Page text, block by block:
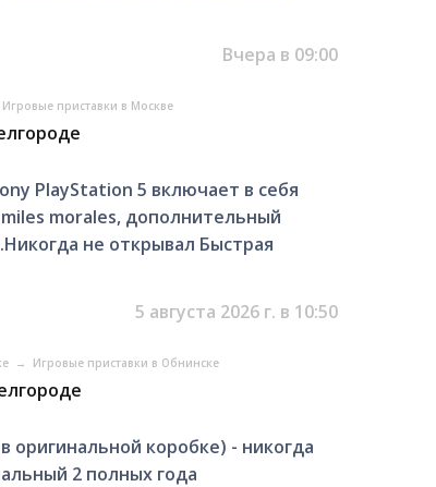
Вчера в 09:00
Игровые приставки в Москве
PlayStation 5 включает в себя
morales, дополнительный
не открывал Быстрая
5 августа 2026 г. в 10:50
→ Игровые приставки в Обнинске
коробке) - никогда
2 полных года